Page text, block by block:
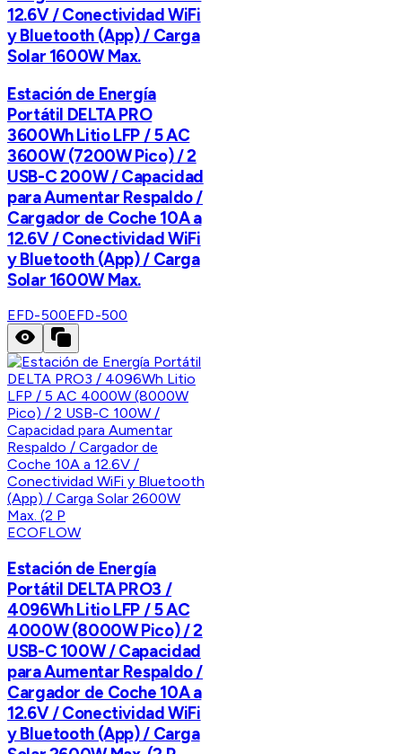
12.6V / Conectividad WiFi
y Bluetooth (App) / Carga
Solar 1600W Max.
Estación de Energía
Portátil DELTA PRO
3600Wh Litio LFP / 5 AC
3600W (7200W Pico) / 2
USB-C 200W / Capacidad
para Aumentar Respaldo /
Cargador de Coche 10A a
12.6V / Conectividad WiFi
y Bluetooth (App) / Carga
Solar 1600W Max.
EFD-500EFD-500
ECOFLOW
Estación de Energía
Portátil DELTA PRO3 /
4096Wh Litio LFP / 5 AC
4000W (8000W Pico) / 2
USB-C 100W / Capacidad
para Aumentar Respaldo /
Cargador de Coche 10A a
12.6V / Conectividad WiFi
y Bluetooth (App) / Carga